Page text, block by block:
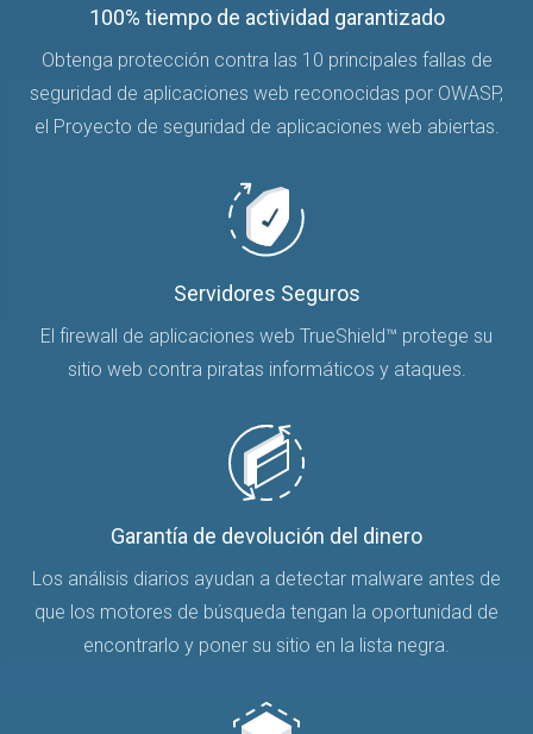
100% tiempo de actividad garantizado
Obtenga protección contra las 10 principales fallas de
seguridad de aplicaciones web reconocidas por OWASP,
el Proyecto de seguridad de aplicaciones web abiertas.
Servidores Seguros
El firewall de aplicaciones web TrueShield™ protege su
sitio web contra piratas informáticos y ataques.
Garantía de devolución del dinero
Los análisis diarios ayudan a detectar malware antes de
que los motores de búsqueda tengan la oportunidad de
encontrarlo y poner su sitio en la lista negra.